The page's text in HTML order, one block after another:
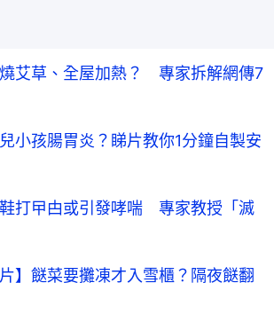
燒艾草、全屋加熱？ 專家拆解網傳7
小孩腸胃炎？睇片教你1分鐘自製安
鞋打曱甴或引發哮喘 專家教授「滅
】餸菜要攤凍才入雪櫃？隔夜餸翻